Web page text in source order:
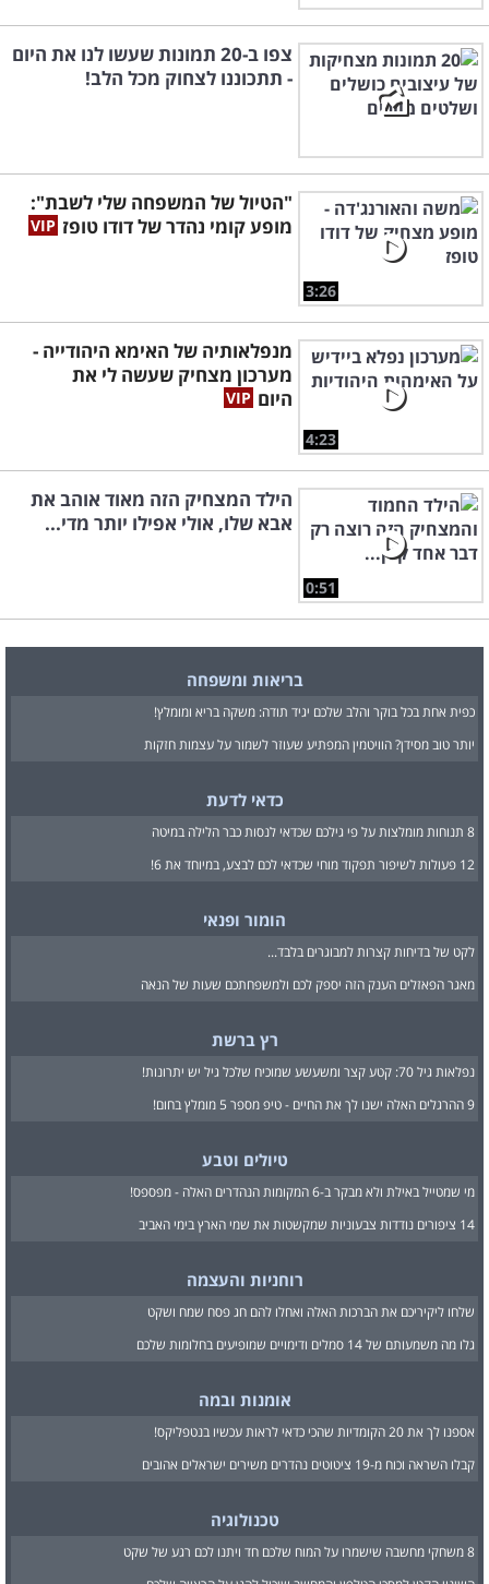
צפו ב-20 תמונות שעשו לנו את היום
- תתכוננו לצחוק מכל הלב!
3:26
"הטיול של המשפחה שלי לשבת":
מופע קומי נהדר של דודו טופז
4:23
מנפלאותיה של האימא היהודייה -
מערכון מצחיק שעשה לי את
היום
0:51
הילד המצחיק הזה מאוד אוהב את
אבא שלו, אולי אפילו יותר מדי...
בריאות ומשפחה
כפית אחת בכל בוקר והלב שלכם יגיד תודה: משקה בריא ומומלץ!
יותר טוב מסידן? הוויטמין המפתיע שעוזר לשמור על עצמות חזקות
כדאי לדעת
8 תנוחות מומלצות על פי גילכם שכדאי לנסות כבר הלילה במיטה
12 פעולות לשיפור תפקוד מוחי שכדאי לכם לבצע, במיוחד את 6!
הומור ופנאי
לקט של בדיחות קצרות למבוגרים בלבד...
מאגר הפאזלים הענק הזה יספק לכם ולמשפחתכם שעות של הנאה
רץ ברשת
נפלאות גיל 70: קטע קצר ומשעשע שמוכיח שלכל גיל יש יתרונות!
9 ההרגלים האלה ישנו לך את החיים - טיפ מספר 5 מומלץ בחום!
טיולים וטבע
מי שמטייל באילת ולא מבקר ב-6 המקומות הנהדרים האלה - מפספס!
14 ציפורים נודדות צבעוניות שמקשטות את שמי הארץ בימי האביב
רוחניות והעצמה
שלחו ליקיריכם את הברכות האלה ואחלו להם חג פסח שמח ושקט
גלו מה משמעותם של 14 סמלים ודימויים שמופיעים בחלומות שלכם
אומנות ובמה
אספנו לך את 20 הקומדיות שהכי כדאי לראות עכשיו בנטפליקס!
קבלו השראה וכוח מ-19 ציטוטים נהדרים משירים ישראלים אהובים
טכנולוגיה
8 משחקי מחשבה שישמרו על המוח שלכם חד ויתנו לכם רגע של שקט